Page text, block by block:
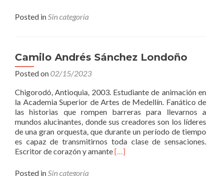
Lopera
Posted inSin categoría
Camilo Andrés Sánchez Londoño
Posted on02/15/2023
Chigorodó, Antioquia, 2003. Estudiante de animación en
la Academia Superior de Artes de Medellín. Fanático de
las historias que rompen barreras para llevarnos a
mundos alucinantes, donde sus creadores son los líderes
de una gran orquesta, que durante un período de tiempo
es capaz de transmitirnos toda clase de sensaciones.
Escritor de corazón y amanteRead
[…]
Posted inSin categoría